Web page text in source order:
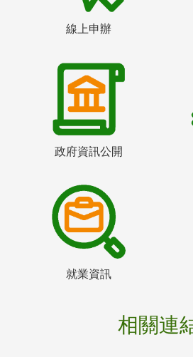
線上申辦
政府資訊公開
就業資訊
相關連